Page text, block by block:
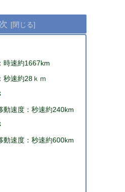
時速約1667km
秒速約28ｋｍ
動速度：秒速約240km
動速度：秒速約600km